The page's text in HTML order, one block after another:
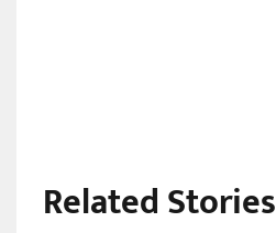
Related Stories